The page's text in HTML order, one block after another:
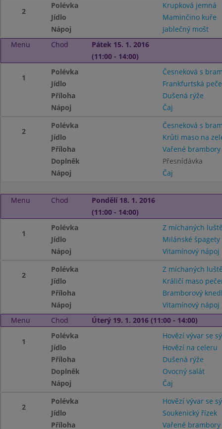
2
Polévka
Krupková jemná
Jídlo
Maminčino kuře
Nápoj
Jablečný mošt
Menu
Chod
Pátek 15. 1. 2016
(11:00 - 14:00)
1
Polévka
Česneková s
Jídlo
Frankfurtská
Příloha
Dušená rýže
Nápoj
Čaj
2
Polévka
Česneková s
Jídlo
Krůtí maso na
Příloha
Vařené brambory
Doplněk
Přesnídávka
Nápoj
Čaj
Menu Chod
Pondělí 18. 1. 2016
(11:00 - 14:00)
1
Polévka
Z míchaných
Jídlo
Milánské špagety
Nápoj
Vitamínový nápoj
2
Polévka
Z míchaných
Jídlo
Králičí maso
Příloha
Bramborový
Nápoj
Vitamínový nápoj
Menu
Chod Úterý 19. 1. 2016 (11:00 - 14:00)
1
Polévka
Hovězí vývar se
Jídlo
Hovězí na celeru
Příloha
Dušená rýže
Doplněk
Ovocný salát
Nápoj
Čaj
2
Polévka
Hovězí vývar se
Jídlo
Soukenický řízek
Příloha
Vařené